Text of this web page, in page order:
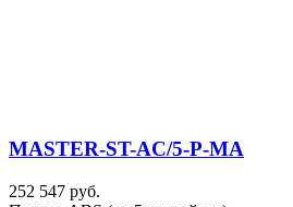
MASTER-ST-AC/5-P-MA
252 547 руб.